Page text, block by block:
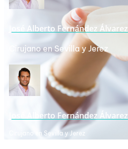
José Alberto Fernández Álvarez
Cirujano en Sevilla y Jerez
José Alberto Fernández Álvarez
Cirujano en Sevilla y Jerez